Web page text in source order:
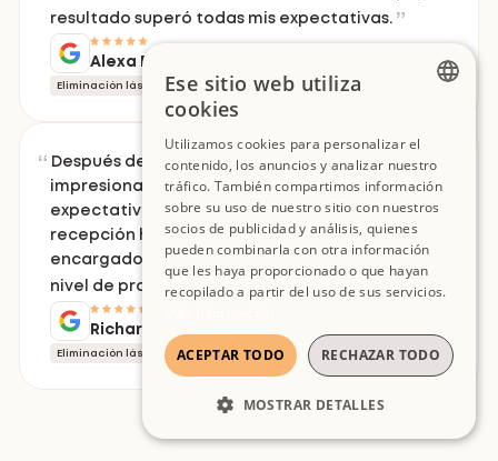
resultado superó todas mis expectativas.
Alexa P.
Eliminación láser Talla Talla M 4 sesións
Después de 4 sesiones, los resultados son
impresionantes, muy por encima de mis
expectativas. Todo el equipo, desde la
recepción hasta el profesional médico
encargado del tratamiento, demuestra un alto
nivel de profesionalismo.
Richard D.
Eliminación láser Talla Talla XL 4 sesións
SPANISH
ENGLISH
Ese sitio web utiliza
cookies
Utilizamos cookies para personalizar el
contenido, los anuncios y analizar nuestro
tráfico. También compartimos información
sobre su uso de nuestro sitio con nuestros
socios de publicidad y análisis, quienes
pueden combinarla con otra información
que les haya proporcionado o que hayan
recopilado a partir del uso de sus servicios.
ACEPTAR TODO RECHAZAR TODO
MOSTRAR DETALLES
COOKIES ESTRICTAMENTE